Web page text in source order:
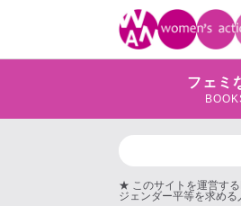
フェミ
★ このサイトを運営する
ジェンダー平等を求める